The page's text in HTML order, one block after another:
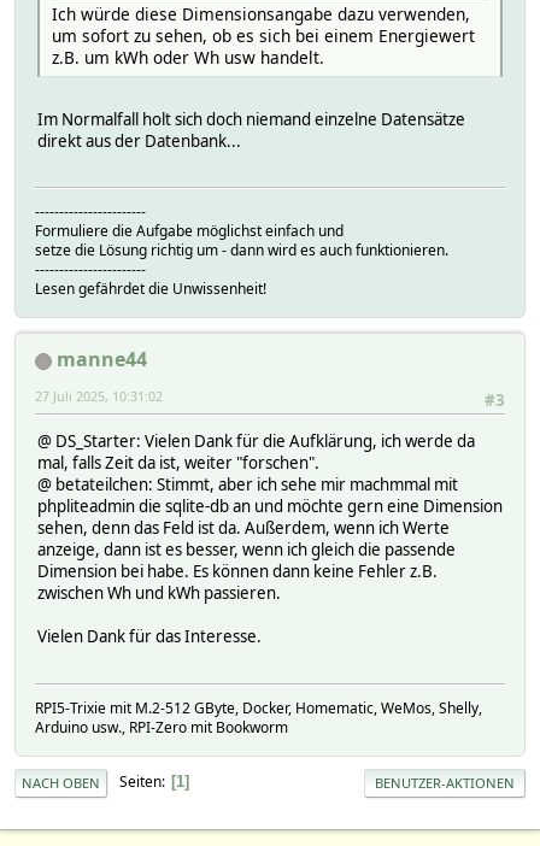
Ich würde diese Dimensionsangabe dazu verwenden,
um sofort zu sehen, ob es sich bei einem Energiewert
z.B. um kWh oder Wh usw handelt.
Im Normalfall holt sich doch niemand einzelne Datensätze
direkt aus der Datenbank...
-----------------------
Formuliere die Aufgabe möglichst einfach und
setze die Lösung richtig um - dann wird es auch funktionieren.
-----------------------
Lesen gefährdet die Unwissenheit!
manne44
#3
27 Juli 2025, 10:31:02
@ DS_Starter: Vielen Dank für die Aufklärung, ich werde da
mal, falls Zeit da ist, weiter "forschen".
@ betateilchen: Stimmt, aber ich sehe mir machmmal mit
phpliteadmin die sqlite-db an und möchte gern eine Dimension
sehen, denn das Feld ist da. Außerdem, wenn ich Werte
anzeige, dann ist es besser, wenn ich gleich die passende
Dimension bei habe. Es können dann keine Fehler z.B.
zwischen Wh und kWh passieren.
Vielen Dank für das Interesse.
RPI5-Trixie mit M.2-512 GByte, Docker, Homematic, WeMos, Shelly,
Arduino usw., RPI-Zero mit Bookworm
NACH OBEN Seiten 1 BENUTZER-AKTIONEN